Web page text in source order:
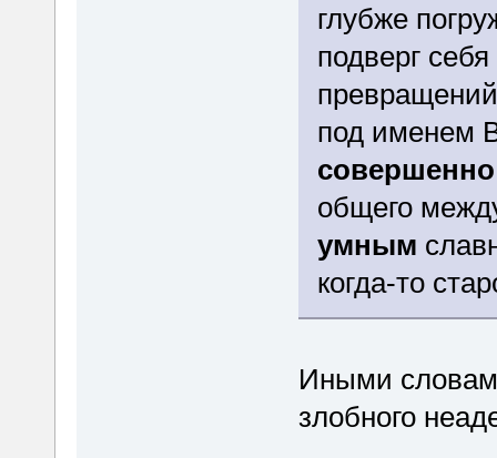
глубже
подверг
под именем
общего
умным
когда-то
Иными
злобного